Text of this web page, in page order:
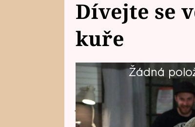
Dívejte se
kuře
Žádná
Veruna je pořád trochu
I když si ho nenárokuje
Jak je vidno, Burák ale
kuchařkou.